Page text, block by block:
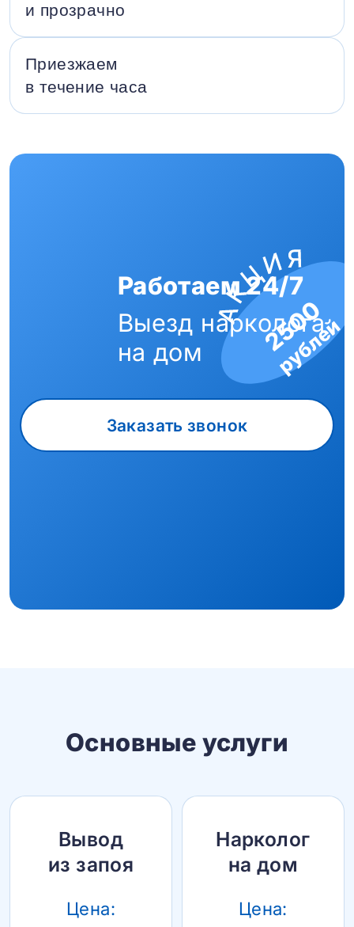
и прозрачно
Приезжаем
в течение часа
2500
рублей
Работаем 24/7
Выезд нарколога
на дом
Заказать звонок
Основные услуги
Вывод
из запоя
Цена:
Нарколог
на дом
Цена: